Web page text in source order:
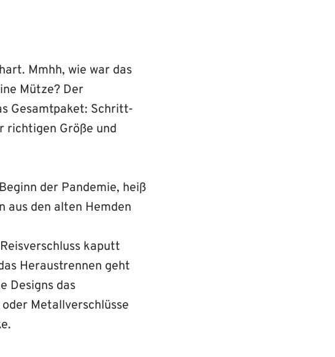
Mmhh, wie war das
Mütze? Der
Gesamtpaket: Schritt-
richtigen Größe und
der Pandemie, heiß
aus den alten Hemden
kaputt
Heraustrennen geht
Designs das
Metallverschlüsse